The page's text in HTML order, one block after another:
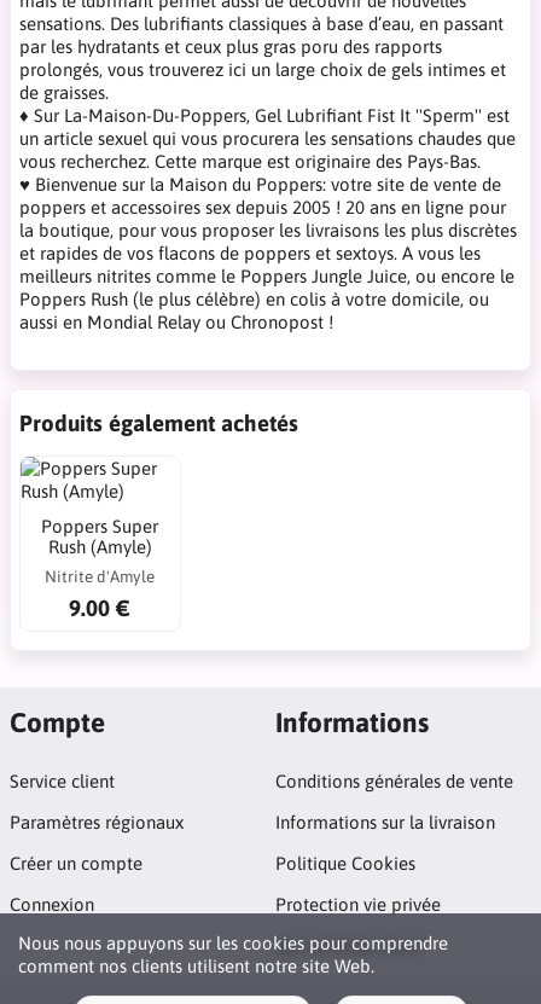
sensations. Des lubrifiants classiques à base d’eau, en passant
par les hydratants et ceux plus gras poru des rapports
prolongés, vous trouverez ici un large choix de gels intimes et
de graisses.
♦ Sur La-Maison-Du-Poppers, Gel Lubrifiant Fist It ''Sperm'' est
un article sexuel qui vous procurera les sensations chaudes que
vous recherchez. Cette marque est originaire des Pays-Bas.
♥ Bienvenue sur la Maison du Poppers: votre site de vente de
poppers et accessoires sex depuis 2005 ! 20 ans en ligne pour
la boutique, pour vous proposer les livraisons les plus discrètes
et rapides de vos flacons de poppers et sextoys. A vous les
meilleurs nitrites comme le Poppers Jungle Juice, ou encore le
Poppers Rush (le plus célèbre) en colis à votre domicile, ou
aussi en Mondial Relay ou Chronopost !
Produits également achetés
Poppers Super
Rush (Amyle)
Nitrite d'Amyle
9.00 €
Nous nous appuyons sur les cookies pour comprendre
comment nos clients utilisent notre site Web.
Compte
Service client
Paramètres régionaux
Créer un compte
Connexion
Informations
Conditions générales de vente
Informations sur la livraison
Politique Cookies
Protection vie privée
Qui sommes nous?